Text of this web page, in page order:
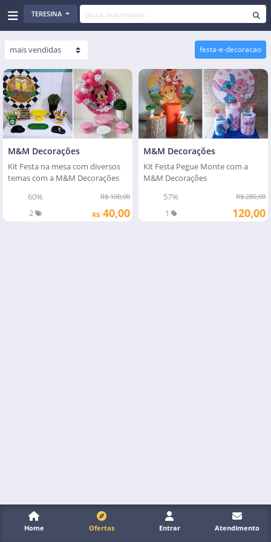
TERESINA
Home Ofertas Entrar Atendimento
festa-e-decoracao
M&M Decorações
Kit Festa na mesa com diversos
temas com a M&M Decorações
60%
R$ 100,00
2 R$ 40,00
M&M Decorações
Kit Festa Pegue Monte com a
M&M Decorações
57%
R$ 280,00
1 120,00